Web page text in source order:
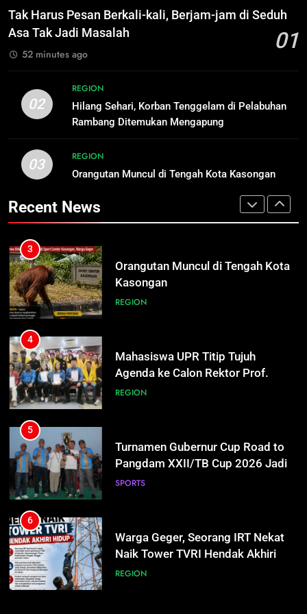
Berjam-jam di Seduh Asa Tak Jadi
Masalah
ECONOMY
di Pelabuhan Rambang Ditemukan
Mengapung
REGION
3
Orangutan Muncul di Tengah Kota
4
Mahasiswa UPR Titip Tujuh
Agenda ke Calon Rektor Prof.
Bhayu Rhama Siap Kawal Sejak
REGION
5
Turnamen Gubernur Cup Road to
Pangdam XXII/TB Cup 2026 Jadi
Wadah Kembangkan Talenta Muda
SPORTS
6
Warga Geger, Seorang IRT Nekat
Naik Tower TVRI Hendak Akhiri
Hidup
REGION
7
Insiden Konsumen di SPBU
Pangkalan Bun Ditangani Cepat,
Pertamina Pastikan Pelayanan
ECONOMY
Tak Harus Pesan Berkali-kali, Berjam-jam di Seduh
Asa Tak Jadi Masalah
01
52 minutes ago
02
REGION
Hilang Sehari, Korban Tenggelam di Pelabuhan
Rambang Ditemukan Mengapung
03
REGION
Orangutan Muncul di Tengah Kota Kasongan
Recent News
Siaga, PLN Batasi Pasokan Selama
7 Hari
ECONOMY
1
Berjam-jam di Seduh Asa Tak Jadi
Masalah
ECONOMY
2
Hilang Sehari, Korban Tenggelam
di Pelabuhan Rambang Ditemukan
3
Orangutan Muncul di Tengah Kota
Kasongan
REGION
4
Mahasiswa UPR Titip Tujuh
Agenda ke Calon Rektor Prof.
Bhayu Rhama Siap Kawal Sejak
REGION
5
Turnamen Gubernur Cup Road to
Pangdam XXII/TB Cup 2026 Jadi
Wadah Kembangkan Talenta Muda
SPORTS
6
Warga Geger, Seorang IRT Nekat
Naik Tower TVRI Hendak Akhiri
Hidup
REGION